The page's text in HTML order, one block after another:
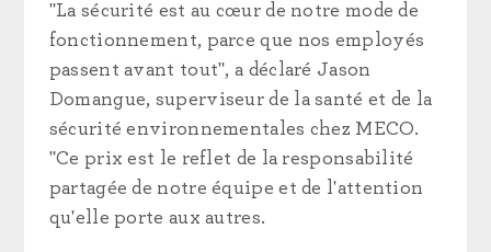
"La sécurité est au cœur de notre mode de
fonctionnement, parce que nos employés
passent avant tout", a déclaré Jason
Domangue, superviseur de la santé et de la
sécurité environnementales chez MECO.
"Ce prix est le reflet de la responsabilité
partagée de notre équipe et de l'attention
qu'elle porte aux autres.